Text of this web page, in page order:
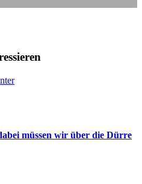
müssen wir über die Dürre